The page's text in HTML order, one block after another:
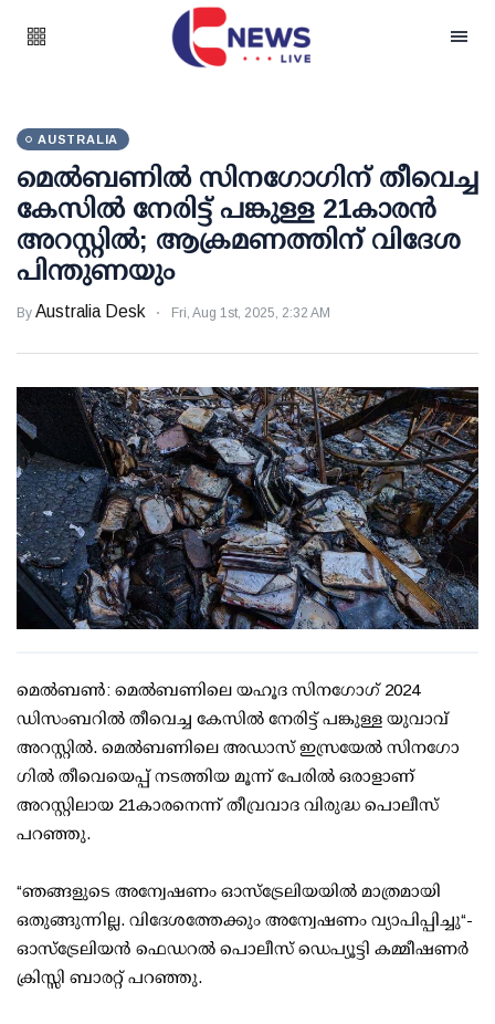
AUSTRALIA
മെൽബണിൽ സിനഗോ​ഗിന് തീവെച്ച
കേസിൽ നേരിട്ട് പങ്കുള്ള 21കാരൻ
അറസ്റ്റിൽ; ആക്രമണത്തിന് വിദേശ
പിന്തുണയും
By Australia Desk Fri, Aug 1st, 2025, 2:32 AM
മെൽബൺ: മെൽബണിലെ യഹൂദ സിന​​ഗോ​ഗ് 2024
ഡിസംബറിൽ തീവെച്ച കേസിൽ നേരിട്ട് പങ്കുള്ള യുവാവ്
അറസ്റ്റിൽ. മെൽബണിലെ അഡാസ് ഇസ്രയേൽ സിനഗോ​
ഗിൽ തീവെയെപ്പ് നടത്തിയ മൂന്ന് പേരിൽ ഒരാളാണ്
അറസ്റ്റിലായ 21കാരനെന്ന് തീവ്രവാദ വിരുദ്ധ പൊലീസ്
പറഞ്ഞു.
“ഞങ്ങളുടെ അന്വേഷണം ഓസ്‌ട്രേലിയയിൽ മാത്രമായി
ഒതുങ്ങുന്നില്ല. വിദേശത്തേക്കും അന്വേഷണം വ്യാപിപ്പിച്ചു“-
ഓസ്‌ട്രേലിയൻ ഫെഡറൽ പൊലീസ് ഡെപ്യൂട്ടി കമ്മീഷണർ
ക്രിസ്സി ബാരറ്റ് പറഞ്ഞു.